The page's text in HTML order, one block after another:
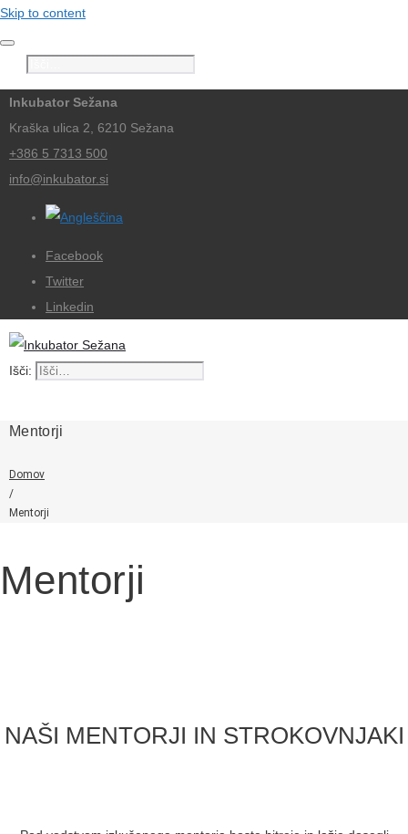
Skip to content
Inkubator Sežana
Kraška ulica 2, 6210 Sežana
+386 5 7313 500
info@inkubator.si
Facebook
Twitter
Linkedin
Išči:
Mentorji
Domov
/
Mentorji
Mentorji
NAŠI MENTORJI IN STROKOVNJAKI